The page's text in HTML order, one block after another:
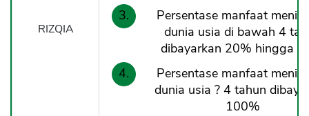
RIZQIA
Persentase manfaat
dunia usia di bawah 4
dibayarkan 20% hingga
Persentase manfaat
dunia usia ? 4 tahun
100%